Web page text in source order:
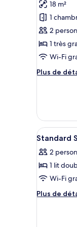
non-
fumeurs
(King)
pour
ce
type
de
chambre
Chambre
(Corner
King)
18 m²
1
2
1 très
Wi-Fi
Plus de
Plus
type
de
chambre
Standard,
non-
(Corner
King)
Afficher
toutes
les
photos
pour
ce
1
Standard
2
1 lit
Wi-Fi
Plus de
Plus